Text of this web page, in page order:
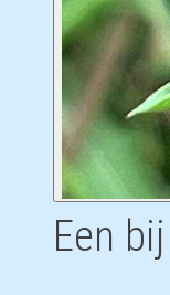
Een